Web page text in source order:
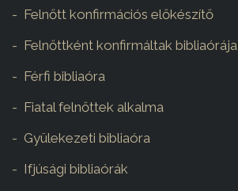
Felnőtt konfirmációs előkészítő
Felnőttként konfirmáltak bibliaórája
Férfi bibliaóra
Fiatal felnőttek alkalma
Gyülekezeti bibliaóra
Ifjúsági bibliaórák